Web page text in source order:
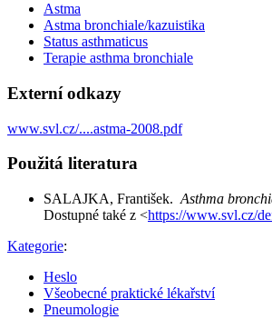
Astma
Astma bronchiale/kazuistika
Status asthmaticus
Terapie asthma bronchiale
Externí odkazy
www.svl.cz/....astma-2008.pdf
Použitá literatura
SALAJKA, František. Asthma
Dostupné také z <https://www.svl.cz/
Kategorie:
Heslo
Všeobecné praktické lékařství
Pneumologie